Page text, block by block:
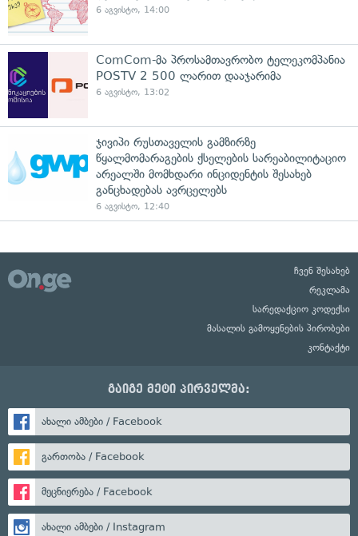
6 აგვისტო, 14:00
ComCom-მა პროსამთავრობო ტელეკომპანია
POSTV 2 500 ლარით დააჯარიმა
6 აგვისტო, 13:02
ჯივიპი რუსთაველის გამზირზე
წყალმომარაგების ქსელების სარეაბილიტაციო
არეალში მომხდარი ინციდენტის შესახებ
განცხადებას ავრცელებს
6 აგვისტო, 12:40
ჩვენ შესახებ
რეკლამა
სარედაქციო კოდექსი
მასალის გამოყენების პირობები
კონტაქტი
გაიგე მეტი პირველმა:
ახალი ამბები / Facebook
გართობა / Facebook
მეცნიერება / Facebook
ახალი ამბები / Instagram